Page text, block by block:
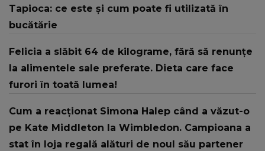
Tapioca: ce este și cum poate fi utilizată în
bucătărie
Felicia a slăbit 64 de kilograme, fără să renunțe
la alimentele sale preferate. Dieta care face
furori în toată lumea!
Cum a reacționat Simona Halep când a văzut-o
pe Kate Middleton la Wimbledon. Campioana a
stat în loja regală alături de noul său partener